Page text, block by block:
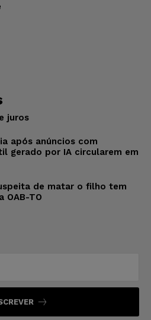
juros
após anúncios com
gerado por IA circularem em
de matar o filho tem
OAB-TO